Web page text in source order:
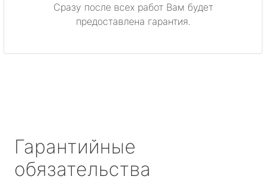
Сразу после всех работ Вам будет
предоставлена гарантия.
Гарантийные
обязательства